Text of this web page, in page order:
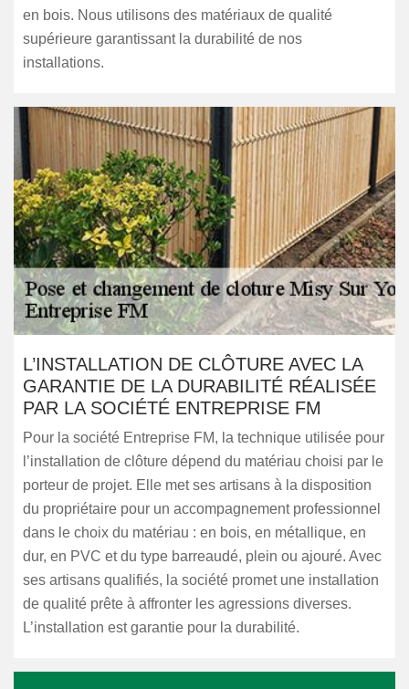
en bois. Nous utilisons des matériaux de qualité
supérieure garantissant la durabilité de nos
installations.
L’INSTALLATION DE CLÔTURE AVEC LA
GARANTIE DE LA DURABILITÉ RÉALISÉE
PAR LA SOCIÉTÉ ENTREPRISE FM
Pour la société Entreprise FM, la technique utilisée pour
l’installation de clôture dépend du matériau choisi par le
porteur de projet. Elle met ses artisans à la disposition
du propriétaire pour un accompagnement professionnel
dans le choix du matériau : en bois, en métallique, en
dur, en PVC et du type barreaudé, plein ou ajouré. Avec
ses artisans qualifiés, la société promet une installation
de qualité prête à affronter les agressions diverses.
L’installation est garantie pour la durabilité.